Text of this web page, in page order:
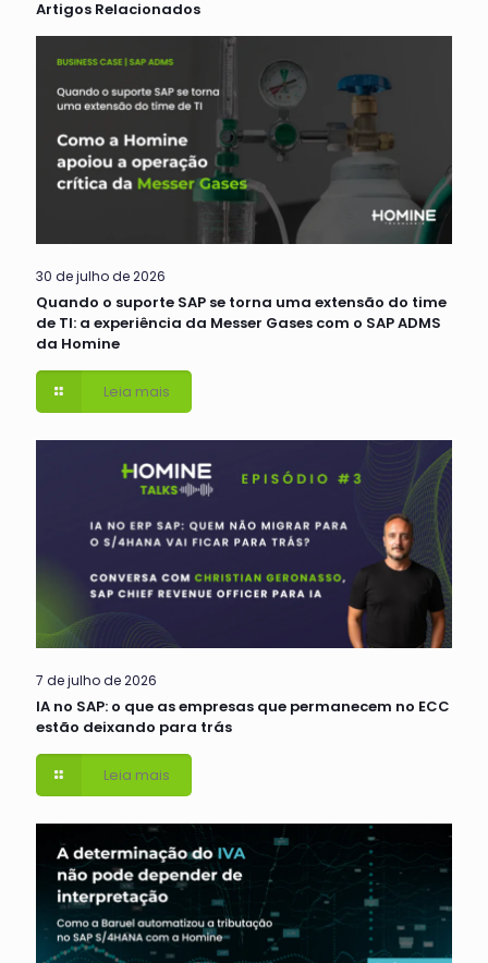
Artigos Relacionados
30 de julho de 2026
Quando o suporte SAP se torna uma extensão do time
de TI: a experiência da Messer Gases com o SAP ADMS
da Homine
Leia mais
7 de julho de 2026
IA no SAP: o que as empresas que permanecem no ECC
estão deixando para trás
Leia mais